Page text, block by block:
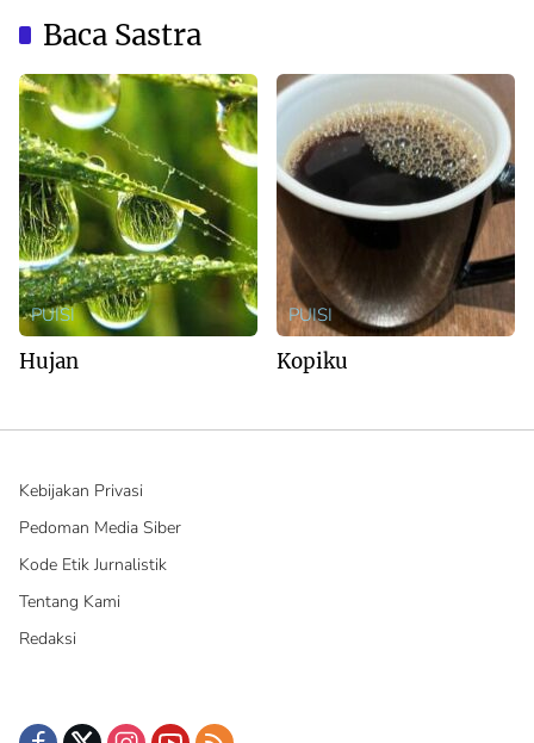
Baca Sastra
PUISI
Hujan
PUISI
Kopiku
Kebijakan Privasi
Pedoman Media Siber
Kode Etik Jurnalistik
Tentang Kami
Redaksi